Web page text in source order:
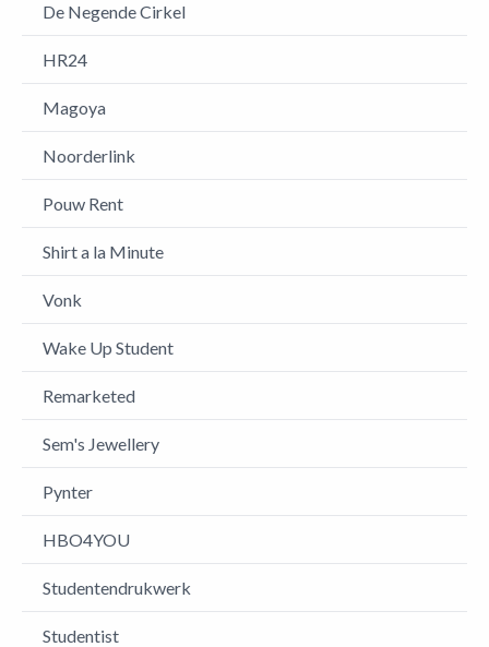
De Negende Cirkel
HR24
Magoya
Noorderlink
Pouw Rent
Shirt a la Minute
Vonk
Wake Up Student
Remarketed
Sem's Jewellery
Pynter
HBO4YOU
Studentendrukwerk
Studentist